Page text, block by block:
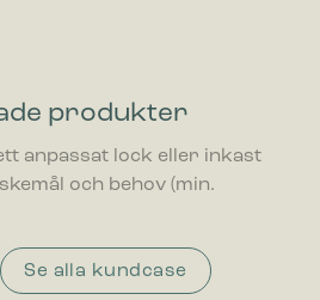
produkter
anpassat lock eller inkast
och behov (min.
Se alla kundcase